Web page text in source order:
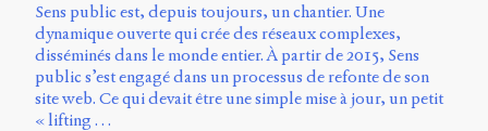
Sens public est, depuis toujours, un chantier. Une
dynamique ouverte qui crée des réseaux complexes,
disséminés dans le monde entier. À partir de 2015, Sens
public s’est engagé dans un processus de refonte de son
site web. Ce qui devait être une simple mise à jour, un petit
« lifting …